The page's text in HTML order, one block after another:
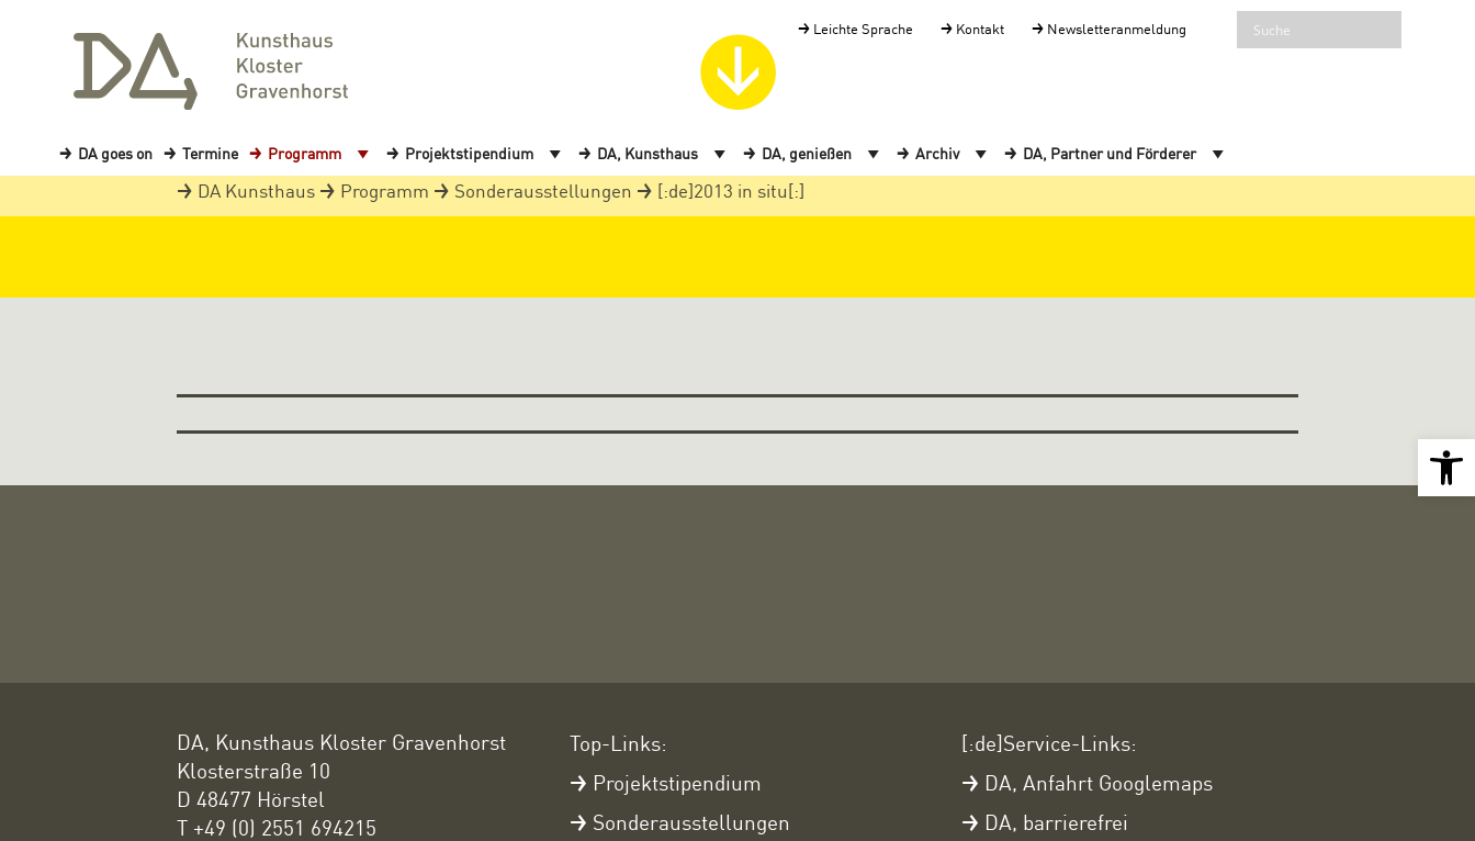
Leichte Sprache Kontakt Newsletteranmeldung
DA goes on Termine Programm Projektstipendium DA, Kunsthaus DA, genießen Archiv DA, Partner und Förderer
DA Kunsthaus Programm Sonderausstellungen [:de]2013 in situ[:]
DA, Kunsthaus Kloster Gravenhorst
Klosterstraße 10
D 48477 Hörstel
T +49 (0) 2551 694215
Top-Links:
Projektstipendium
Sonderausstellungen
[:de]Service-Links:
DA, Anfahrt Googlemaps
DA, barrierefrei